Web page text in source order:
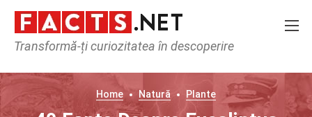
Transformă-ți curiozitatea în descoperire
Home Natură Plante